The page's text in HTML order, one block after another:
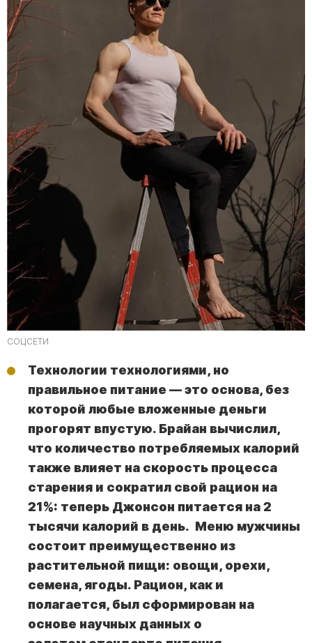
СОЦСЕТИ
Технологии технологиями, но
правильное питание — это основа, без
которой любые вложенные деньги
прогорят впустую. Брайан вычислил,
что количество потребляемых калорий
также влияет на скорость процесса
старения и сократил свой рацион на
21%: теперь Джонсон питается на 2
тысячи калорий в день. Меню мужчины
состоит преимущественно из
растительной пищи: овощи, орехи,
семена, ягоды. Рацион, как и
полагается, был сформирован на
основе научных данных о